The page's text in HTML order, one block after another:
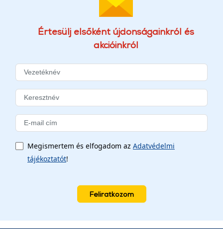
Értesülj elsőként újdonságainkról és
akcióinkról
Megismertem és elfogadom az Adatvédelmi
tájékoztatót!
Feliratkozom